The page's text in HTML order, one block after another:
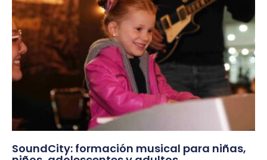
SoundCity: formación musical para niñas,